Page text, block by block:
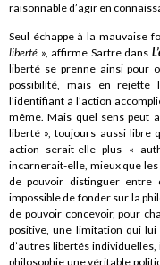
raisonnable d’agir en
Seul échappe à la mauvaise
liberté », affirme Sartre dans
liberté se prenne ainsi pour
possibilité, mais en rejette
l’identifiant à l’action
même. Mais quel sens peut
liberté », toujours aussi libre
action serait-elle plus «
incarnerait-elle, mieux que
de pouvoir distinguer
impossible de fonder sur la
de pouvoir concevoir, pour
positive, une limitation qui
d’autres libertés
philosophie une véritable